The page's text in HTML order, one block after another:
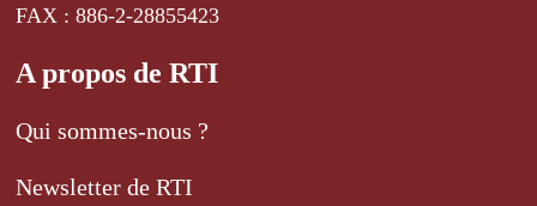
FAX : 886-2-28855423
A propos de RTI
Qui sommes-nous ?
Newsletter de RTI